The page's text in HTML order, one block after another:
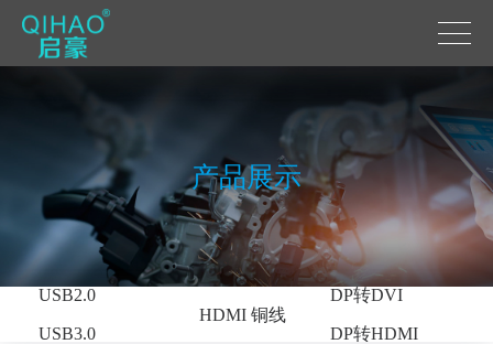
产品展示
USB系列
USB C转HDMI
USB2.0
USB3.0
HDMI系列
HDMI 铜线
DP系列
DP
DP转DVI
DP转HDMI